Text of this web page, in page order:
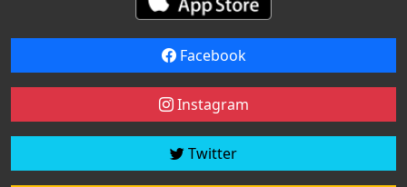
Facebook
Instagram
Twitter